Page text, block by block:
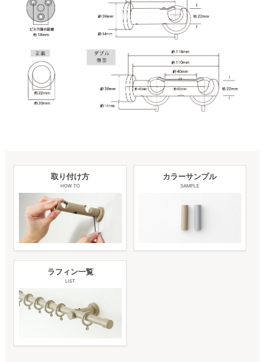
取り付け方
HOW TO
カラーサンプル
SAMPLE
ラフィン一覧
LIST